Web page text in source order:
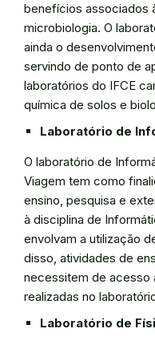
benefícios associados
microbiologia. O
ainda o
servindo de ponto de
laboratórios do IFCE
química de solos e
Laboratório de
O laboratório de
Viagem tem como
ensino, pesquisa e
à disciplina de
envolvam a utilização
disso, atividades de
necessitem de acesso
realizadas no
Laboratório de